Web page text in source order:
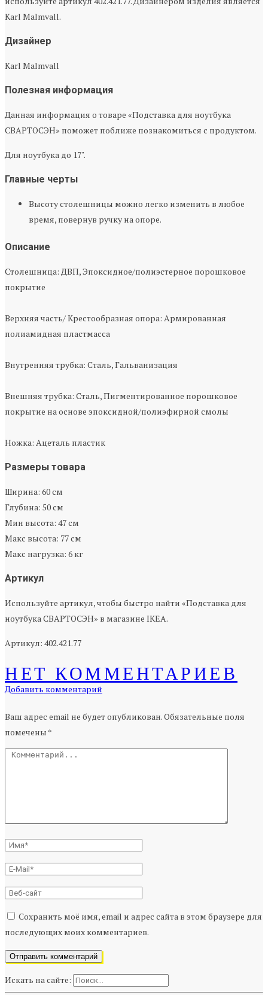
Karl Malmvall.
Дизайнер
Karl Malmvall
Полезная информация
Данная информация о товаре «Подставка для ноутбука
СВАРТОСЭН» поможет поближе познакомиться с продуктом.
Для ноутбука до 17".
Главные черты
Высоту столешницы можно легко изменить в любое
время, повернув ручку на опоре.
Описание
Столешница: ДВП, Эпоксидное/полиэстерное порошковое
покрытие
Верхняя часть/ Крестообразная опора: Армированная
полиамидная пластмасса
Внутренняя трубка: Сталь, Гальванизация
Внешняя трубка: Сталь, Пигментированное порошковое
покрытие на основе эпоксидной/полиэфирной смолы
Ножка: Ацеталь пластик
Размеры товара
Ширина: 60 см
Глубина: 50 см
Мин высота: 47 см
Макс высота: 77 см
Макс нагрузка: 6 кг
Артикул
Используйте артикул, чтобы быстро найти «Подставка для
ноутбука СВАРТОСЭН» в магазине IKEA.
Артикул: 402.421.77
НЕТ КОММЕНТАРИЕВ
Добавить комментарий
Ваш адрес email не будет опубликован.Обязательные поля
помечены *
Сохранить моё имя, email и адрес сайта в этом браузере для
последующих моих комментариев.
Искать на сайте: